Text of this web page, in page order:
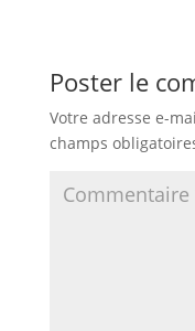
Poster le
Votre adresse e-
champs